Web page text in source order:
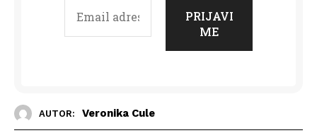
AUTOR: Veronika Cule